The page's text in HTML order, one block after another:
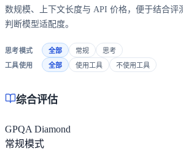
数规模、上下文长度与 API 价格，便于结合评
判断模型适配度。
思考模式 全部 常规
思考
工具使用
全部 使用工具 不使用工具
综合评估
GPQA Diamond
常规模式